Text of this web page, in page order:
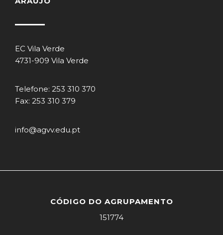
EC Vila Verde
4731-909 Vila Verde
Telefone: 253 310 370
Fax: 253 310 379
info@agvv.edu.pt
CÓDIGO DO AGRUPAMENTO
151774